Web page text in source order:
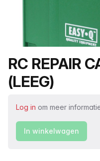
RC REPAIR
(LEEG)
Log in om meer
In winkelwagen